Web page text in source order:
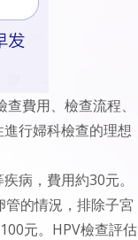
費用、檢查流程、
行婦科檢查的理想
病，費用約30元。
的情況，排除子宮
元。HPV檢查評估